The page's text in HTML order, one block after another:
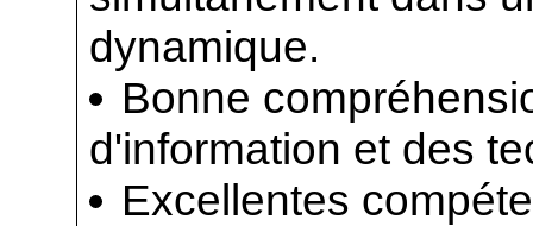
dynamique.
Bonne
d'information et des
Excellentes